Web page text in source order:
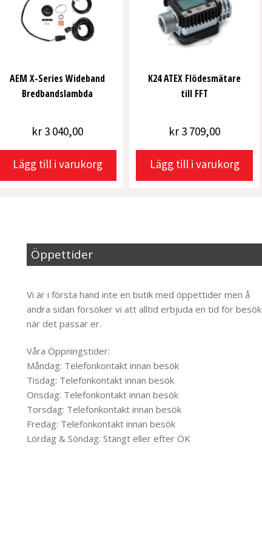
AEM X-Series Wideband
Bredbandslambda
kr 3 040,00
Lägg till i varukorg
K24 ATEX Flödesmätare
till FFT
kr 3 709,00
Lägg till i varukorg
Öppettider
Vi är i första hand inte en butik med öppettider men å
andra sidan försöker vi att alltid erbjuda en tid för besök
när det passar er.
Våra Öppningstider:
Måndag: Telefonkontakt innan besök
Tisdag: Telefonkontakt innan besök
Onsdag: Telefonkontakt innan besök
Torsdag: Telefonkontakt innan besök
Fredag: Telefonkontakt innan besök
Lördag & Söndag: Stängt eller efter ÖK